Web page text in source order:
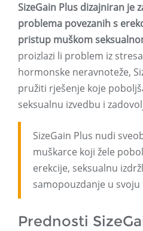
SizeGain Plus dizajniran je
problema povezanih s
pristup muškom
proizlazi li problem iz
hormonske neravnoteže,
pružiti rješenje koje
seksualnu izvedbu i
SizeGain Plus nudi
muškarce koji žele
erekcije, seksualnu
samopouzdanje u svoju
Prednosti